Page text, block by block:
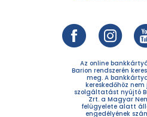
Az online
Barion rendszerén
meg. A
kereskedőhöz
szolgáltatást nyújtó
Zrt. a Magyar
felügyelete alatt
engedélyének